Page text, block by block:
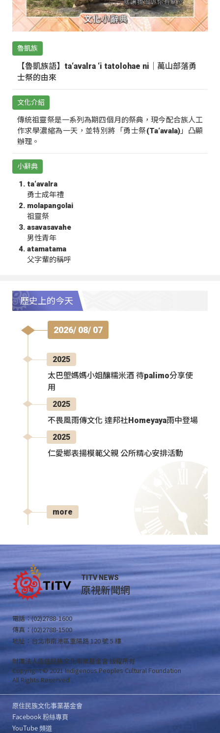
魯凱族
【魯凱族語】ta‘avalra ‘i tatolohae ni｜萬山部落勇
士祭的由來
文化介紹
傳統祖靈祭是一系列為期四個月的祭典，現今配合族人工
作求學濃縮為一天，並特別將「勇士祭(Ta‘avala)」凸顯
辦理。
小辭典
ta‘avalra
勇士成年禮
molapangolai
祖靈祭
asavasavahe
男性青年
atamatama
父字輩的稱呼
歷史上的今天
2026/ 08/ 07
2025
太巴塱媽媽小姐釀糯米酒 待palimo分享使
用
2025
不畏風雨傳文化 達邦社Homeyaya雨中登場
2025
仁愛鄉表揚模範父親 公所精心安排活動
more
TITV NEWS
原視新聞網
電話：(02)2788-1600
傳真：(02)2788-1500
地址：台北市南港區重陽路 120 號 5 樓
財團法人原住民族文化事業基金會 版權所有
Copyright © 2021 Indigenous Peoples Cultural Foundation
All Rights Reserved .
原住民族文化事業基金會
Facebook 粉絲專頁
YouTube 頻道